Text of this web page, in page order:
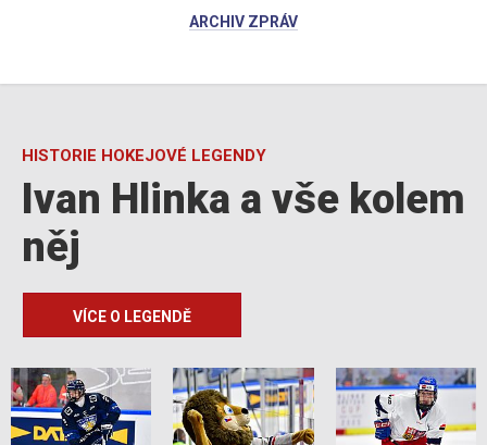
ARCHIV ZPRÁV
HISTORIE HOKEJOVÉ LEGENDY
Ivan Hlinka a vše kolem
něj
VÍCE O LEGENDĚ